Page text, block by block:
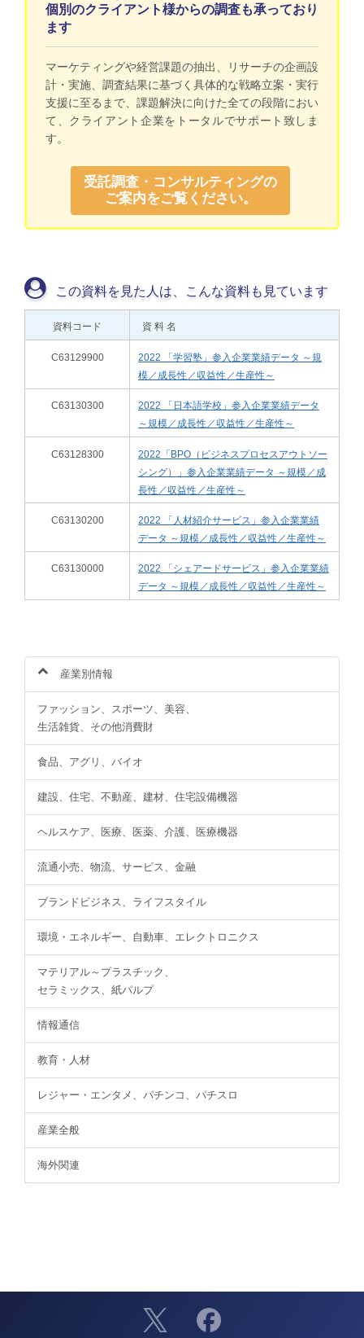
個別のクライアント様からの調査も承っており
ます
マーケティングや経営課題の抽出、リサーチの企画設
計・実施、調査結果に基づく具体的な戦略立案・実行
支援に至るまで、課題解決に向けた全ての段階におい
て、クライアント企業をトータルでサポート致しま
す。
受託調査・コンサルティングの
ご案内をご覧ください。
この資料を見た人は、こんな資料も見ています
資料コード 資 料 名
C63129900
2022 「学習塾」参入企業業績データ ～規
模／成長性／収益性／生産性～
C63130300
2022 「日本語学校」参入企業業績データ
～規模／成長性／収益性／生産性～
C63128300
2022「BPO（ビジネスプロセスアウトソー
シング）」参入企業業績データ ～規模／成
長性／収益性／生産性～
C63130200
2022 「人材紹介サービス」参入企業業績
データ ～規模／成長性／収益性／生産性～
C63130000
2022 「シェアードサービス」参入企業業績
データ ～規模／成長性／収益性／生産性～
産業別情報
ファッション、スポーツ、美容、
生活雑貨、その他消費財
食品、アグリ、バイオ
建設、住宅、不動産、建材、住宅設備機器
ヘルスケア、医療、医薬、介護、医療機器
流通小売、物流、サービス、金融
ブランドビジネス、ライフスタイル
環境・エネルギー、自動車、エレクトロニクス
マテリアル～プラスチック、
セラミックス、紙パルプ
情報通信
教育・人材
レジャー・エンタメ、パチンコ、パチスロ
産業全般
海外関連